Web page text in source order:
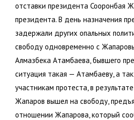
отставки президента Сооронбая
президента. В день назначения
задержали других опальных
свободу одновременно с
Алмазбека Атамбаева, бывшего
ситуация такая — Атамбаеву, а
участникам протеста, в
Жапаров вышел на свободу,
отношении Жапарова, который